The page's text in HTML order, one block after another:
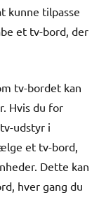
kunne tilpasse
et tv-bord, der
tv-bordet kan
Hvis du for
udstyr i
et tv-bord,
Dette kan
hver gang du